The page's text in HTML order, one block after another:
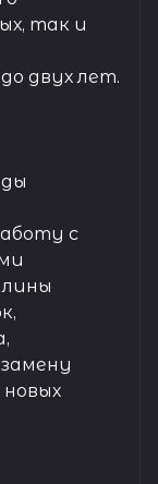
так и
двух лет.
с